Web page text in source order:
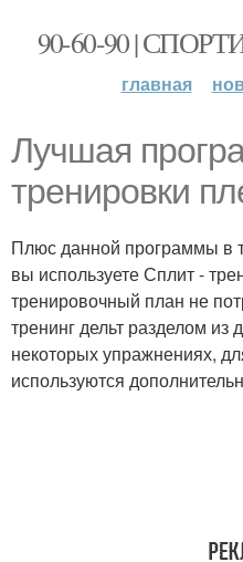
90-60-90 |
главная
Лучшая
тренировки
Плюс данной программы в
вы используете Сплит -
тренировочный план не
тренинг дельт разделом
некоторых упражнениях,
используются